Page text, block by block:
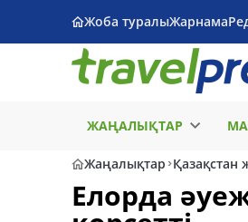
Жоба туралыЖарнама
ЖАҢАЛЫҚТАР
Жаңалықтар Қазақстан
Елорда